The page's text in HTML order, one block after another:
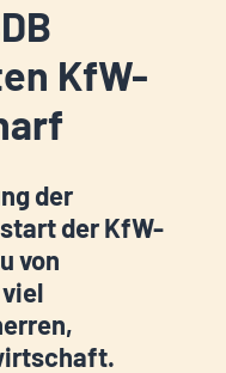
KfW-
der
der KfW-
von